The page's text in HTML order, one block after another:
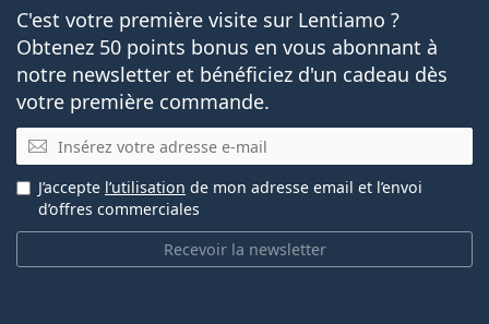
C'est votre première visite sur Lentiamo ?
Obtenez 50 points bonus en vous abonnant à
notre newsletter et bénéficiez d'un cadeau dès
votre première commande.
E-mail
Recevoir la newsletter
J’accepte l’utilisation de mon adresse email et l’envoi
d’offres commerciales